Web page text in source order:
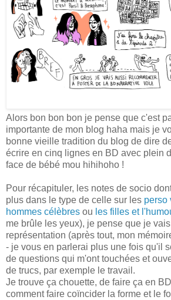
Alors bon bon bon je pense que c'est
importante de mon blog haha mais je
bonne vieille tradition du blog de dire
écrire en cinq lignes en BD avec plein
face de bébé mou hihihoho !
Pour récapituler, les notes de socio
plus dans le type de celle sur les perso
hommes célèbres ou les filles et
me brûle les yeux), je pense que je
représentation (après tout, mon
- je vous en parlerai plus une fois qu'il
de questions qui m'ont touchées et
de trucs, par exemple le travail.
Je trouve ça chouette, de faire ça en
comment faire coïncider la forme et le